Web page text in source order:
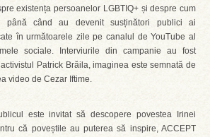
existența persoanelor LGBTIQ+ și despre cum
până când au devenit susținători publici ai
în următoarele zile pe canalul de YouTube al
sociale. Interviurile din campanie au fost
Patrick Brăila, imaginea este semnată de
video de Cezar Iftime.
este invitat să descopere povestea Irinei
că poveștile au puterea să inspire, ACCEPT